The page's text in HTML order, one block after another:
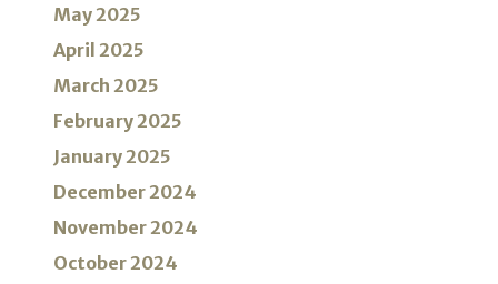
May 2025
April 2025
March 2025
February 2025
January 2025
December 2024
November 2024
October 2024